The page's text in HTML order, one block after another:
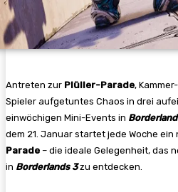
Antreten zur Plüller-Parade,
Spieler aufgetuntes Chaos in drei
einwöchigen Mini-Events in
dem 21. Januar startet jede Woche
Parade – die ideale Gelegenheit, das
in Borderlands 3zu entdecken.